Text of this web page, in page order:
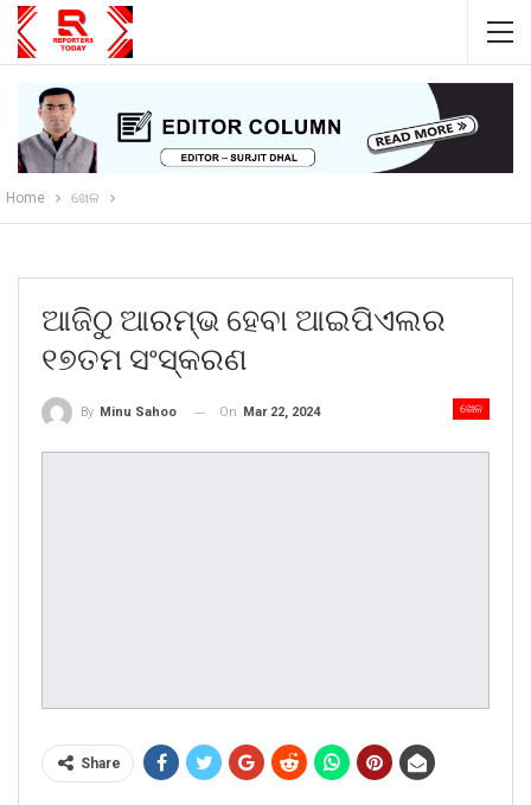
Home ଖେଳ
ଆଜିଠୁ ଆରମ୍ଭ ହେବା ଆଇପିଏଲର
୧୭ତମ ସଂସ୍କରଣ
ଖେଳ
By Minu Sahoo On Mar 22, 2024
Share